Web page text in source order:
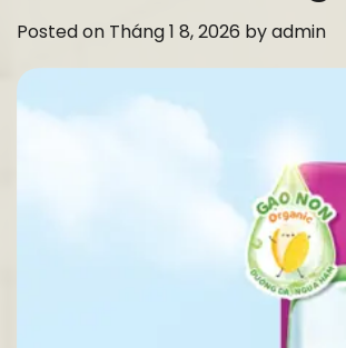
Posted on Tháng 1 8, 2026 byadmin